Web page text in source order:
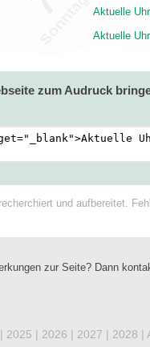
Aktuelle
Aktuelle
zum Audruck
und aufbereitet.
zur Seite? Dann
| 2025 | 2026 | 2027 | 2028 |